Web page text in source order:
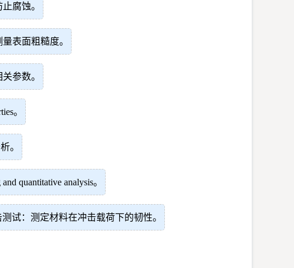
腐蚀。
表面粗糙度。
参数。
。
。
quantitative analysis。
测试：测定材料在冲击载荷下的韧性。